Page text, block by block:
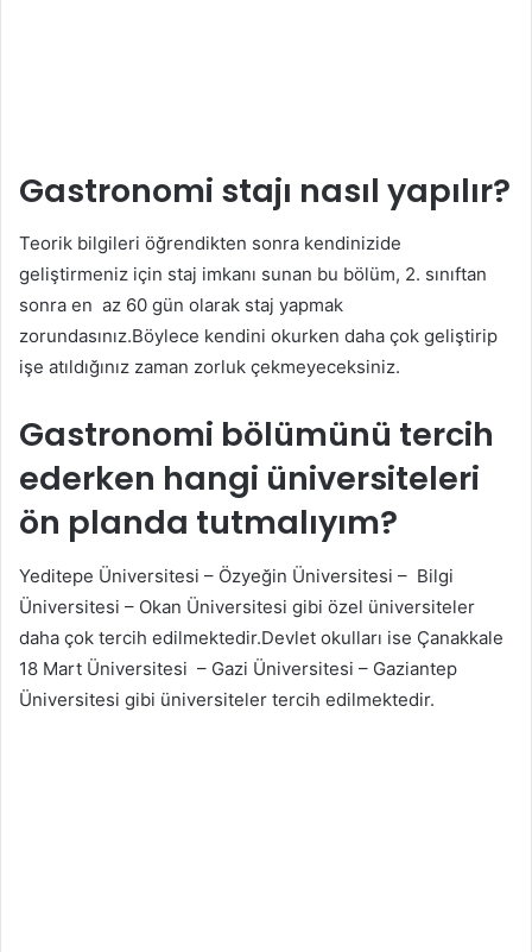
Gastronomi stajı nasıl yapılır?
Teorik bilgileri öğrendikten sonra kendinizide
geliştirmeniz için staj imkanı sunan bu bölüm, 2. sınıftan
sonra en az 60 gün olarak staj yapmak
zorundasınız.Böylece kendini okurken daha çok geliştirip
işe atıldığınız zaman zorluk çekmeyeceksiniz.
Gastronomi bölümünü tercih
ederken hangi üniversiteleri
ön planda tutmalıyım?
Yeditepe Üniversitesi – Özyeğin Üniversitesi – Bilgi
Üniversitesi – Okan Üniversitesi gibi özel üniversiteler
daha çok tercih edilmektedir.Devlet okulları ise Çanakkale
18 Mart Üniversitesi – Gazi Üniversitesi – Gaziantep
Üniversitesi gibi üniversiteler tercih edilmektedir.